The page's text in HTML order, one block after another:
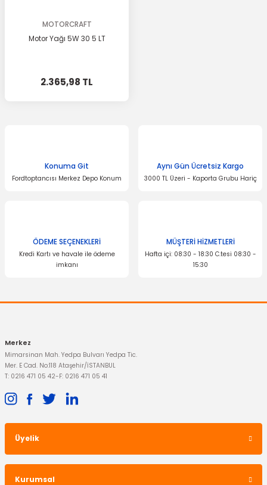
MOTORCRAFT
Motor Yağı 5W 30 5 LT
2.365,98 TL
Konuma Git
Fordtoptancısı Merkez Depo Konum
Aynı Gün Ücretsiz Kargo
3000 TL Üzeri - Kaporta Grubu Hariç
ÖDEME SEÇENEKLERİ
Kredi Kartı ve havale ile ödeme
imkanı
MÜŞTERİ HİZMETLERİ
Hafta içi: 08:30 - 18:30 C.tesi 08:30 -
15:30
Merkez
Mimarsinan Mah. Yedpa Bulvarı Yedpa Tic.
Mer. E Cad. No:118 Ataşehir/İSTANBUL
T: 0216 471 05 42-F: 0216 471 05 41
Üyelik
Kurumsal